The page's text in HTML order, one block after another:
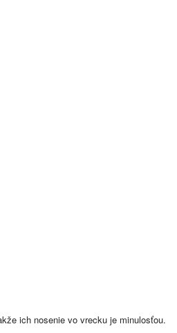
ich nosenie vo vrecku je minulosťou.